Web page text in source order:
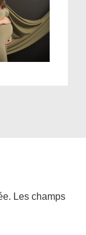
Les champs